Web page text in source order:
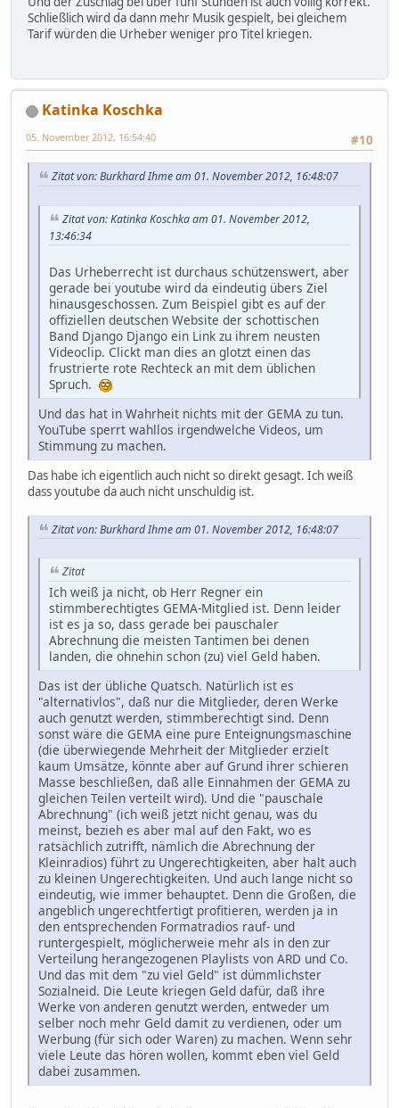
Schließlich wird da dann mehr Musik gespielt, bei gleichem
Tarif würden die Urheber weniger pro Titel kriegen.
Katinka Koschka
#10
05. November 2012, 16:54:40
Zitat von: Burkhard Ihme am 01. November 2012, 16:48:07
Zitat von: Katinka Koschka am 01. November 2012,
13:46:34
Das Urheberrecht ist durchaus schützenswert, aber
gerade bei youtube wird da eindeutig übers Ziel
hinausgeschossen. Zum Beispiel gibt es auf der
offiziellen deutschen Website der schottischen
Band Django Django ein Link zu ihrem neusten
Videoclip. Clickt man dies an glotzt einen das
frustrierte rote Rechteck an mit dem üblichen
Spruch.
Und das hat in Wahrheit nichts mit der GEMA zu tun.
YouTube sperrt wahllos irgendwelche Videos, um
Stimmung zu machen.
Das habe ich eigentlich auch nicht so direkt gesagt. Ich weiß
dass youtube da auch nicht unschuldig ist.
Zitat von: Burkhard Ihme am 01. November 2012, 16:48:07
Zitat
Ich weiß ja nicht, ob Herr Regner ein
stimmberechtigtes GEMA-Mitglied ist. Denn leider
ist es ja so, dass gerade bei pauschaler
Abrechnung die meisten Tantimen bei denen
landen, die ohnehin schon (zu) viel Geld haben.
Das ist der übliche Quatsch. Natürlich ist es
"alternativlos", daß nur die Mitglieder, deren Werke
auch genutzt werden, stimmberechtigt sind. Denn
sonst wäre die GEMA eine pure Enteignungsmaschine
(die überwiegende Mehrheit der Mitglieder erzielt
kaum Umsätze, könnte aber auf Grund ihrer schieren
Masse beschließen, daß alle Einnahmen der GEMA zu
gleichen Teilen verteilt wird). Und die "pauschale
Abrechnung" (ich weiß jetzt nicht genau, was du
meinst, bezieh es aber mal auf den Fakt, wo es
ratsächlich zutrifft, nämlich die Abrechnung der
Kleinradios) führt zu Ungerechtigkeiten, aber halt auch
zu kleinen Ungerechtigkeiten. Und auch lange nicht so
eindeutig, wie immer behauptet. Denn die Großen, die
angeblich ungerechtfertigt profitieren, werden ja in
den entsprechenden Formatradios rauf- und
runtergespielt, möglicherweie mehr als in den zur
Verteilung herangezogenen Playlists von ARD und Co.
Und das mit dem "zu viel Geld" ist dümmlichster
Sozialneid. Die Leute kriegen Geld dafür, daß ihre
Werke von anderen genutzt werden, entweder um
selber noch mehr Geld damit zu verdienen, oder um
Werbung (für sich oder Waren) zu machen. Wenn sehr
viele Leute das hören wollen, kommt eben viel Geld
dabei zusammen.